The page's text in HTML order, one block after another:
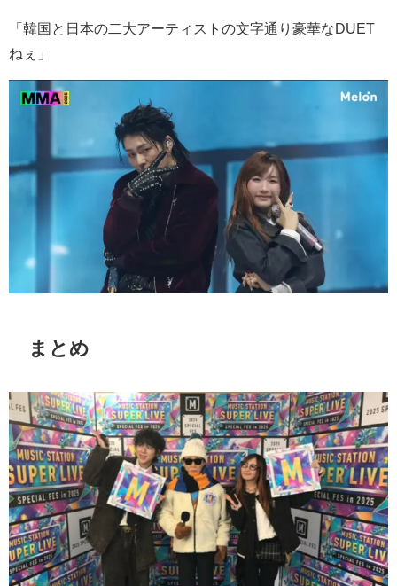
「韓国と日本の二大アーティストの文字通り豪華なDUET
ねぇ」
まとめ